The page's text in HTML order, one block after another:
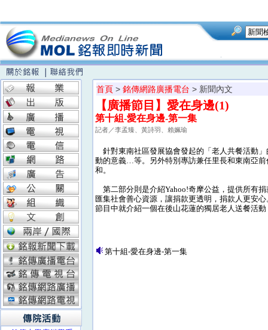
首頁 > 銘傳網路廣播電台 > 新聞內文
【廣播節目】愛在身邊(1)
第十組-愛在身邊-第一集
記者／李孟臻、黃詩羽、賴姵瑜
針對東南社區發展協會發起的「老人共餐活動
動的意義…等。另外特別專訪兼任里長和東南亞
和。
第二部分則是介紹Yahoo!奇摩公益，提供所有
匯集社會善心資源，讓捐款更透明，捐款人更安
節目中就介紹一個在後山花蓮的獨居老人送餐活
第十組-愛在身邊-第一集